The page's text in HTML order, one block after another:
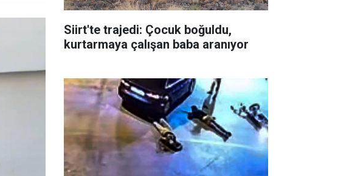
Siirt'te trajedi: Çocuk boğuldu,
kurtarmaya çalışan baba aranıyor